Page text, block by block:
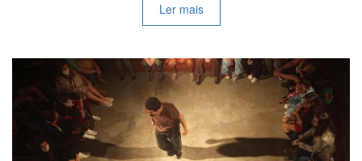
Ler mais